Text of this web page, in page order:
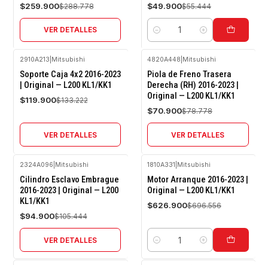
$259.900$288.778
VER DETALLES
$49.900$55.444
Cantidad
-10%
OFF
2910A213 Mitsubishi
Soporte Caja 4x2 2016-2023
| Original — L200 KL1/KK1
$119.900$133.222
VER DETALLES
-10%
OFF
Agotado
4820A448 Mitsubishi
Piola de Freno Trasera
Derecha (RH) 2016-2023 |
Original — L200 KL1/KK1
$70.900$78.778
VER DETALLES
-10%
OFF
Agotado
2324A096 Mitsubishi
Cilindro Esclavo Embrague
2016-2023 | Original — L200
KL1/KK1
$94.900$105.444
VER DETALLES
-10%
OFF
1810A331 Mitsubishi
Motor Arranque 2016-2023 |
Original — L200 KL1/KK1
$626.900$696.556
Cantidad